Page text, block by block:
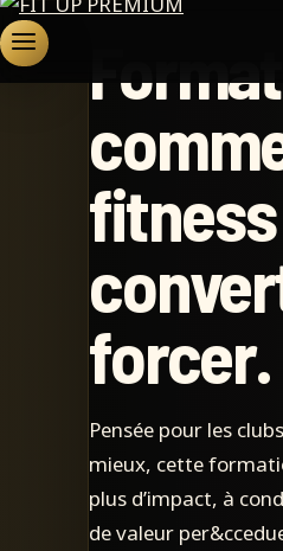
forcer.
Pensée pour les
mieux, cette
plus d’impact, à
de valeur